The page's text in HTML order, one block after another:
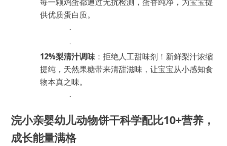
供优质蛋白质。
·
·
12%梨清汁调味：拒绝人工甜味剂！新鲜梨汁浓缩
提纯，天然果糖带来清甜滋味，让宝宝从小感知食
物本真之味。
·
浣小亲婴幼儿动物饼干科学配比10+营养，
成长能量满格